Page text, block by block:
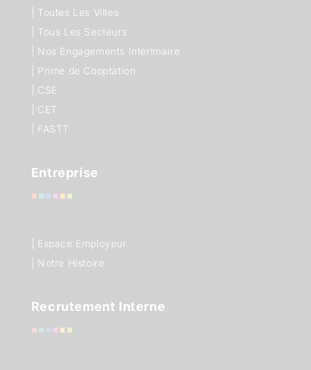
Toutes Les Villes
Tous Les Secteurs
Nos Engagements Intérimaire
Prime de Cooptation
CSE
CET
FASTT
Entreprise
| Espace Employeur
| Notre Histoire
Recrutement Interne